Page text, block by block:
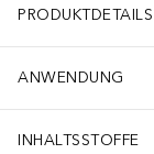
PRODUKTDETAILS
ANWENDUNG
INHALTSSTOFFE